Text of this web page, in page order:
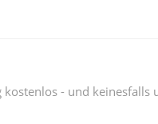
kostenlos - und keinesfalls